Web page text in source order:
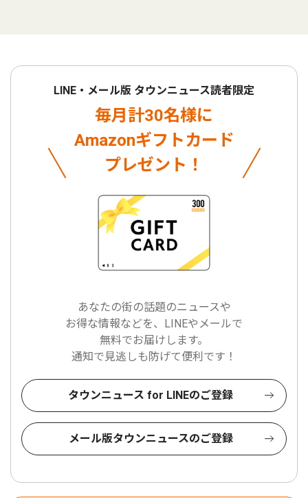
LINE・メール版 タウンニュース読者限定
毎月計30名様に
Amazonギフトカード
プレゼント！
あなたの街の話題のニュースや
お得な情報などを、LINEやメールで
無料でお届けします。
通知で見逃しも防げて便利です！
タウンニュース for LINEのご登録
メール版タウンニュースのご登録